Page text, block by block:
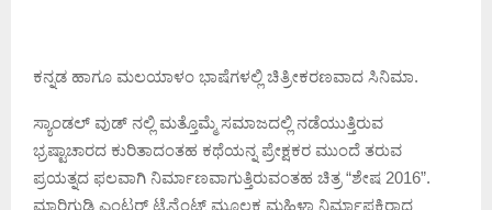
ಕನ್ನಡ ಹಾಗೂ ಮಲಯಾಳಂ ಭಾಷೆಗಳಲ್ಲಿ ಚಿತ್ರೀಕರಣವಾದ ಸಿನಿಮಾ.
ಸ್ಯಾಂಡಲ್ ವುಡ್ ನಲ್ಲಿ ಮತ್ತೊಮ್ಮೆ ಸಮಾಜದಲ್ಲಿ ನಡೆಯುತ್ತಿರುವ
ಭ್ರಷ್ಟಾಚಾರದ ಕುರಿತಾದಂತಹ ಕಥೆಯನ್ನ ಪ್ರೇಕ್ಷಕರ ಮುಂದೆ ತರುವ
ಪ್ರಯತ್ನದ ಫಲವಾಗಿ ನಿರ್ಮಾಣವಾಗುತ್ತಿರುವಂತಹ ಚಿತ್ರ “ಶೇಷ 2016”.
ಮಾರಿಗುಡಿ ಎಂಟರ್ ಟೈನ್ಮೆಂಟ್ಸ್ ಮೂಲಕ ಮಹಿಳಾ ನಿರ್ಮಾಪಕಿರಾದ